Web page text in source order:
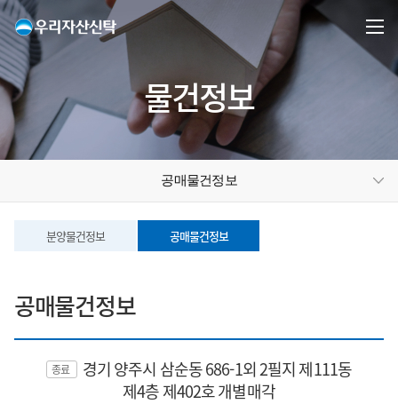
물건정보
공매물건정보
분양물건정보 공매물건정보
공매물건정보
종료
경기 양주시 삼순동 686-1외 2필지 제111동
제4층 제402호 개별매각